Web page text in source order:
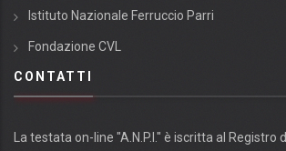
Istituto Nazionale Ferruccio Parri
Fondazione CVL
CONTATTI
La testata on-line "A.N.P.I." è iscritta al Registro